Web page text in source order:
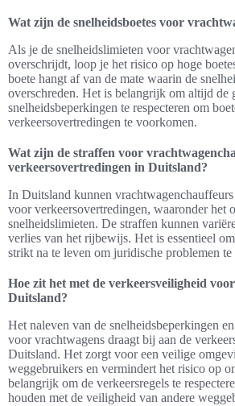
Wat zijn de snelheidsboetes voor
Als je de snelheidslimieten voor
overschrijdt, loop je het risico op hoge
boete hangt af van de mate waarin de
overschreden. Het is belangrijk om altijd de
snelheidsbeperkingen te respecteren om
verkeersovertredingen te voorkomen.
Wat zijn de straffen voor
verkeersovertredingen in Duitsland?
In Duitsland kunnen
voor verkeersovertredingen, waaronder het
snelheidslimieten. De straffen kunnen
verlies van het rijbewijs. Het is essentieel
strikt na te leven om juridische problemen
Hoe zit het met de verkeersveiligheid
Duitsland?
Het naleven van de snelheidsbeperkingen
voor vrachtwagens draagt bij aan de
Duitsland. Het zorgt voor een veilige
weggebruikers en vermindert het risico op
belangrijk om de verkeersregels te
houden met de veiligheid van andere